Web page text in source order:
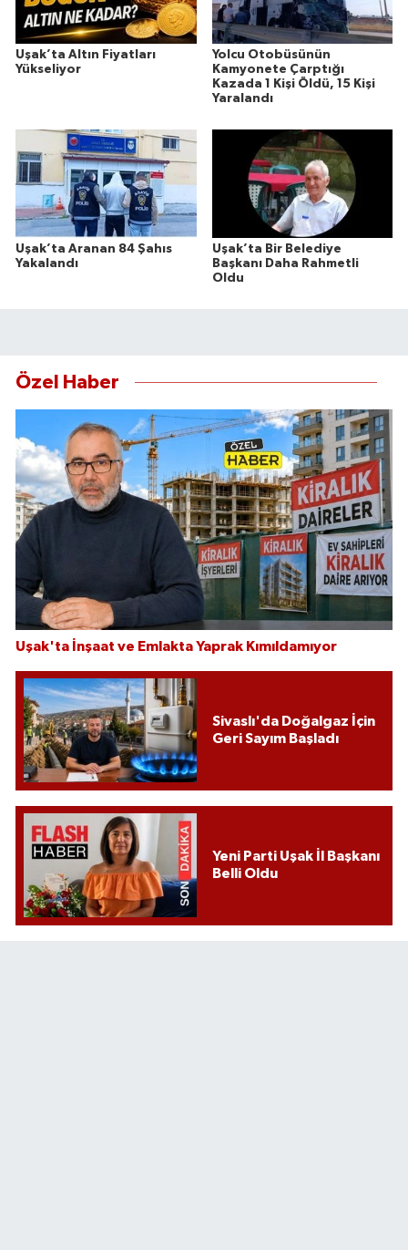
Uşak’ta Altın Fiyatları
Yükseliyor
Yolcu Otobüsünün
Kamyonete Çarptığı
Kazada 1 Kişi Öldü, 15 Kişi
Yaralandı
Uşak’ta Aranan 84 Şahıs
Yakalandı
Uşak’ta Bir Belediye
Başkanı Daha Rahmetli
Oldu
Özel Haber
Uşak'ta İnşaat ve Emlakta Yaprak Kımıldamıyor
Sivaslı'da Doğalgaz İçin
Geri Sayım Başladı
Yeni Parti Uşak İl Başkanı
Belli Oldu